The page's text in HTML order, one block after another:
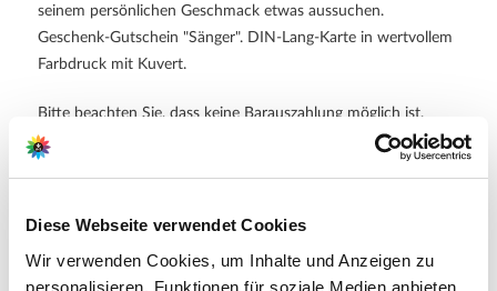
Diese Webseite verwendet Cookies
Wir verwenden Cookies, um Inhalte und Anzeigen zu
personalisieren, Funktionen für soziale Medien anbieten
seinem persönlichen Geschmack etwas aussuchen.
Geschenk-Gutschein "Sänger". DIN-Lang-Karte in wertvollem
Farbdruck mit Kuvert.
Bitte beachten Sie, dass keine Barauszahlung möglich ist.
Bei der Bestellung von Geschenk-Gutscheinen entfallen für Sie
Kreditkarte oder PayPal) bestellt werden.